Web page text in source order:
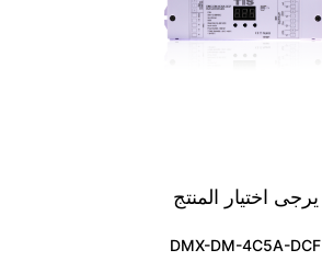
يرجى اختيار المنتج
DMX-DM-4C5A-DCF